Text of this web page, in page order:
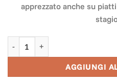
apprezzato anche su
AGGIUNGI